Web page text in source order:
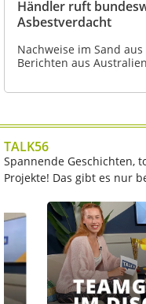
Händler ruft
Asbestverdacht
Nachweise im Sand
Berichten aus
TALK56
Spannende Geschichten,
Projekte! Das gibt es nur